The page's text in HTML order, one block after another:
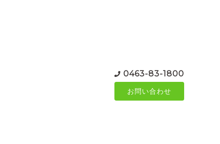
0463-83-1800
お問い合わせ